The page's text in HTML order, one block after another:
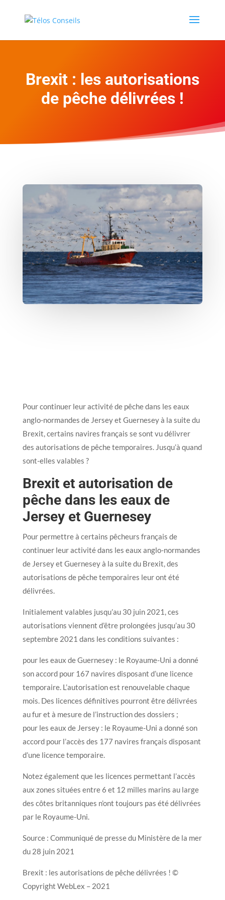
Brexit : les autorisations
de pêche délivrées !
Pour continuer leur activité de pêche dans les eaux
anglo-normandes de Jersey et Guernesey à la suite du
Brexit, certains navires français se sont vu délivrer
des autorisations de pêche temporaires. Jusqu’à quand
sont-elles valables ?
Brexit et autorisation de
pêche dans les eaux de
Jersey et Guernesey
Pour permettre à certains pêcheurs français de
continuer leur activité dans les eaux anglo-normandes
de Jersey et Guernesey à la suite du Brexit, des
autorisations de pêche temporaires leur ont été
délivrées.
Initialement valables jusqu’au 30 juin 2021, ces
autorisations viennent d’être prolongées jusqu’au 30
septembre 2021 dans les conditions suivantes :
pour les eaux de Guernesey : le Royaume-Uni a donné
son accord pour 167 navires disposant d’une licence
temporaire. L’autorisation est renouvelable chaque
mois. Des licences définitives pourront être délivrées
au fur et à mesure de l’instruction des dossiers ;
pour les eaux de Jersey : le Royaume-Uni a donné son
accord pour l’accès des 177 navires français disposant
d’une licence temporaire.
Notez également que les licences permettant l’accès
aux zones situées entre 6 et 12 milles marins au large
des côtes britanniques n’ont toujours pas été délivrées
par le Royaume-Uni.
Source : Communiqué de presse du Ministère de la mer
du 28 juin 2021
Brexit : les autorisations de pêche délivrées ! ©
Copyright WebLex – 2021